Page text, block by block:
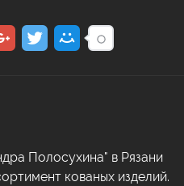
Полосухина" в Рязани
кованых изделий.